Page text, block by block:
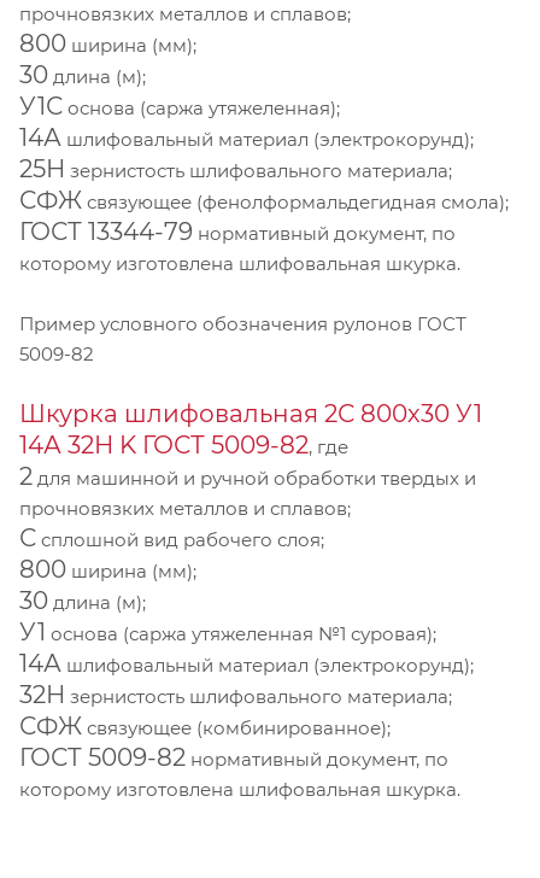
прочновязких металлов и сплавов;
800 ширина (мм);
30 длина (м);
У1С основа (саржа утяжеленная);
14А шлифовальный материал (электрокорунд);
25Н зернистость шлифовального материала;
СФЖ связующее (фенолформальдегидная смола);
ГОСТ 13344-79 нормативный документ, по
которому изготовлена шлифовальная шкурка.
Пример условного обозначения рулонов ГОСТ
5009-82
Шкурка шлифовальная 2С 800х30 У1
14А 32Н K ГОСТ 5009-82, где
2 для машинной и ручной обработки твердых и
прочновязких металлов и сплавов;
С сплошной вид рабочего слоя;
800 ширина (мм);
30 длина (м);
У1 основа (саржа утяжеленная №1 суровая);
14А шлифовальный материал (электрокорунд);
32Н зернистость шлифовального материала;
СФЖ связующее (комбинированное);
ГОСТ 5009-82 нормативный документ, по
которому изготовлена шлифовальная шкурка.